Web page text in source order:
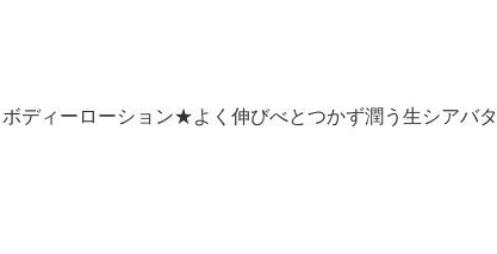
ディーローション★よく伸びべとつかず潤う生シアバタ